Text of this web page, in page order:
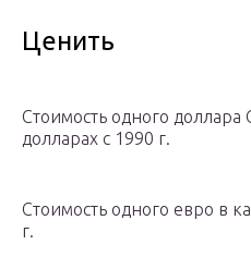
Ценить
Стоимость одного
долларах с 1990 г.
Стоимость одного евро в
г.